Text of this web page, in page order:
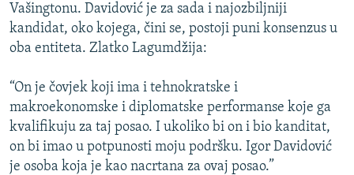
Vašingtonu. Davidović je za sada i najozbiljniji
kandidat, oko kojega, čini se, postoji puni konsenzus u
oba entiteta. Zlatko Lagumdžija:
“On je čovjek koji ima i tehnokratske i
makroekonomske i diplomatske performanse koje ga
kvalifikuju za taj posao. I ukoliko bi on i bio kanditat,
on bi imao u potpunosti moju podršku. Igor Davidović
je osoba koja je kao nacrtana za ovaj posao.”